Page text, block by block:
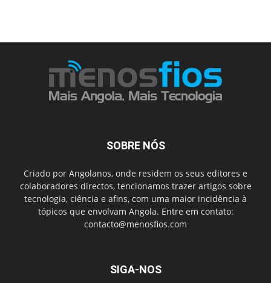
SOBRE NÓS
Criado por Angolanos, onde residem os seus editores e
colaboradores directos, tencionamos trazer artigos sobre
tecnologia, ciência e afins, com uma maior incidência à
tópicos que envolvam Angola. Entre em contato:
contacto@menosfios.com
SIGA-NOS